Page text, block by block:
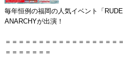
毎年恒例の福岡の人気イベント「
ANARCHYが出演！
＝＝＝＝＝＝＝＝＝＝＝＝＝＝＝＝＝
＝＝＝＝＝＝＝
Instagram
Facebook